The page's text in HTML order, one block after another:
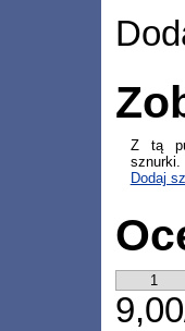
Z tą
sznurki.
Dodaj
1